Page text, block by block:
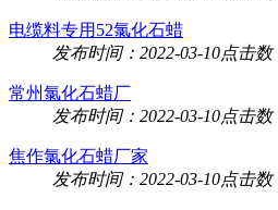
电缆料专用52氯化石蜡
发布时间：2022-03-10点击数
常州氯化石蜡厂
发布时间：2022-03-10点击数
焦作氯化石蜡厂家
发布时间：2022-03-10点击数